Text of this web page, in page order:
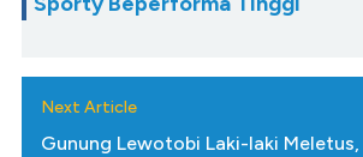
Next Article
Gunung Lewotobi Laki-laki Meletus,